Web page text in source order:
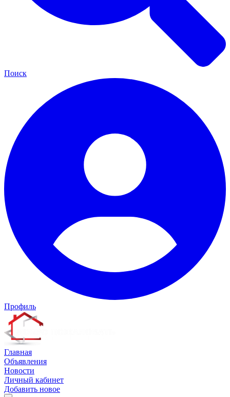
Поиск
Профиль
Главная
Объявления
Новости
Личный кабинет
Добавить новое